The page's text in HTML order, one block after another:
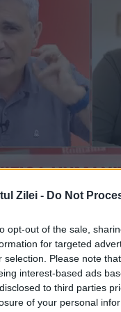
Zilei - Do Not
opt-out of the sale,
for targeted
selection. Please note
interest-based ads
to third parties
of your personal
cu
drept pentru
fost înainte de